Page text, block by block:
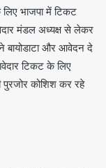
भाजपा में टिकट
मंडल अध्यक्ष से लेकर
बायोडाटा और आवेदन दे
टिकट के लिए
पुरजोर कोशिश कर रहे